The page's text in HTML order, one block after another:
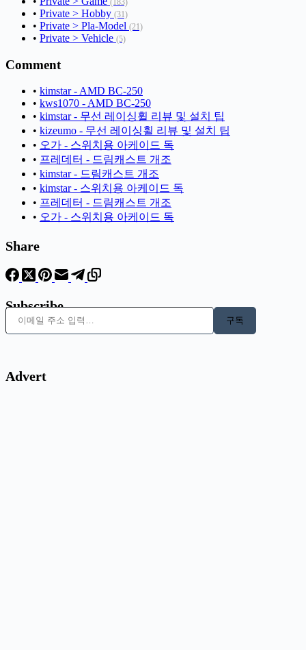
(183)
• Private > Hobby (31)
• Private > Pla-Model (21)
• Private > Vehicle (5)
Comment
• kimstar - AMD BC-250
• kws1070 - AMD BC-250
• kimstar - 무선 레이싱휠 리뷰 및 설치 팁
• kizeumo - 무선 레이싱휠 리뷰 및 설치 팁
• 오가 - 스위치용 아케이드 독
• 프레데터 - 드림캐스트 개조
• kimstar - 드림캐스트 개조
• kimstar - 스위치용 아케이드 독
• 프레데터 - 드림캐스트 개조
• 오가 - 스위치용 아케이드 독
Share
Subscribe
이메일 주소 입력…
구독
Advert